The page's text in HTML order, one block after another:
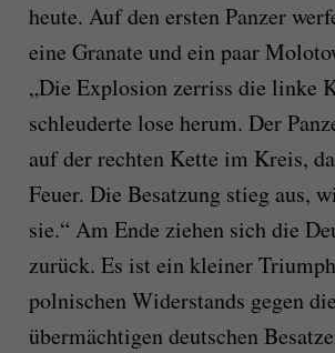
heute. Auf den ersten Panzer
eine Granate und ein paar
„Die Explosion zerriss die linke
schleuderte lose herum. Der
auf der rechten Kette im Kreis,
Feuer. Die Besatzung stieg aus,
sie.“ Am Ende ziehen sich die
zurück. Es ist ein kleiner
polnischen Widerstands gegen die
übermächtigen deutschen